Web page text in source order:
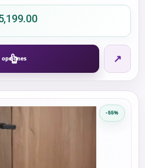
Price
$3,899.25
$5,199.00
opciones ↗
-55%